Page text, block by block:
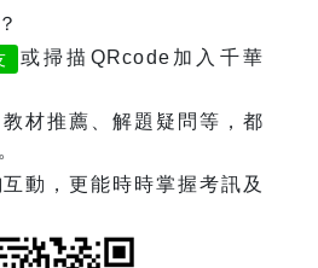
或掃描QRcode加入千華
材推薦、解題疑問等，都
動，更能時時掌握考訊及